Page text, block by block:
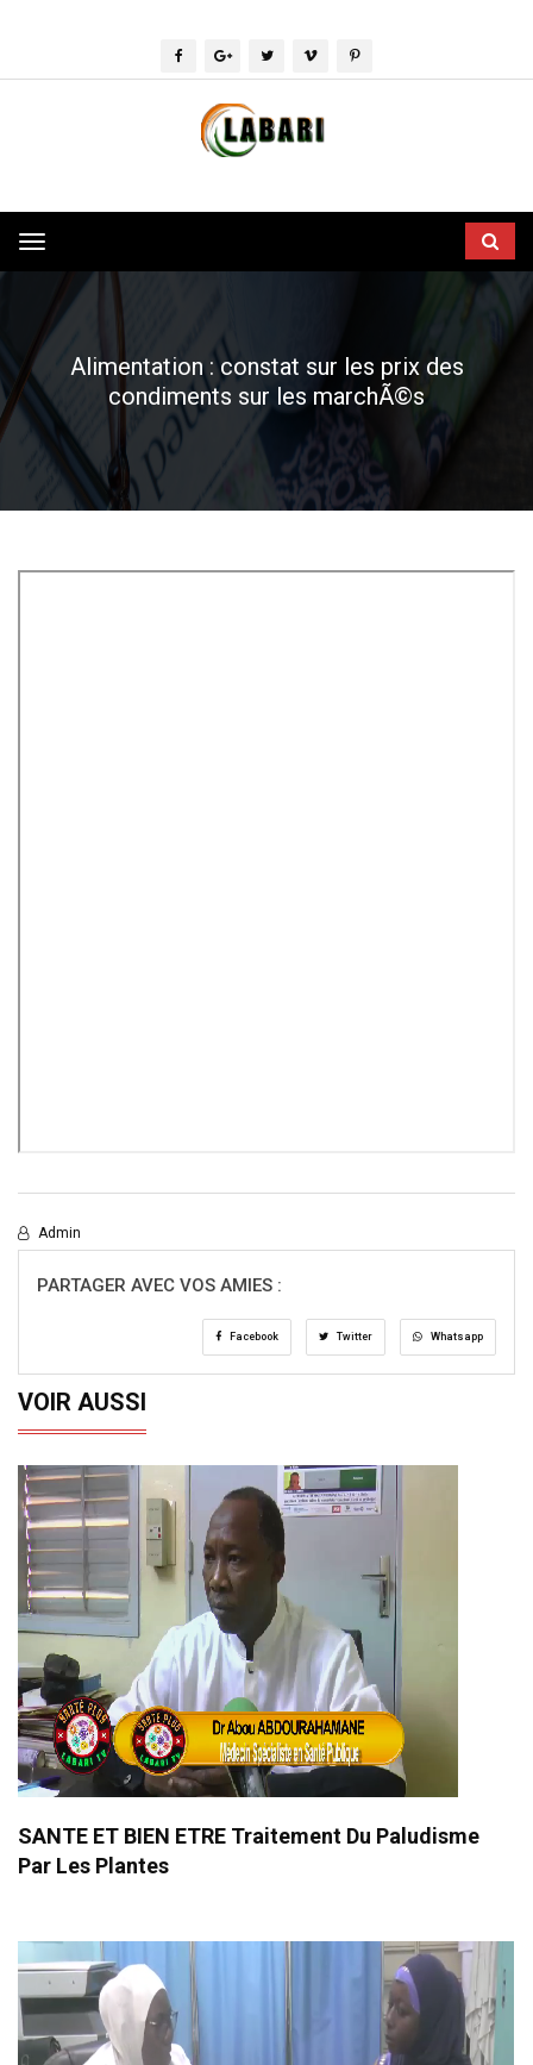
Toggle
navigation
Alimentation : constat sur les prix des
condiments sur les marchÃ©s
Admin
PARTAGER AVEC VOS AMIES :
Facebook Twitter Whatsapp
VOIR AUSSI
SANTE ET BIEN ETRE Traitement Du Paludisme
Par Les Plantes